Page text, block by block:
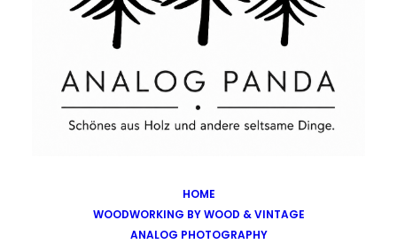
HOME
WOODWORKING BY WOOD & VINTAGE
ANALOG PHOTOGRAPHY